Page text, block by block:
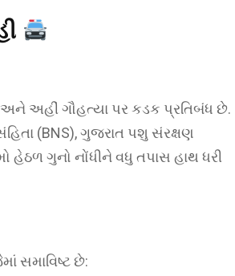
અહીં ગૌહત્યા પર કડક પ્રતિબંધ છે.
(BNS), ગુજરાત પશુ સંરક્ષણ
ગુનો નોંધીને વધુ તપાસ હાથ ધરી
સમાવિષ્ટ છે: